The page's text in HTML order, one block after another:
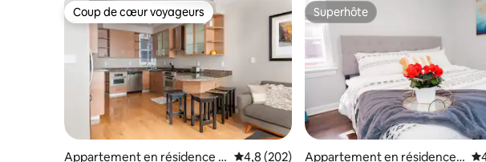
Coup de cœur voyageurs
Coup de cœur voyageurs
Appartement en résidence ⋅
Évaluation moyenne sur la base de 202
4,8 (202)
Superhôte
Superhôte
Appartement en résidence ⋅